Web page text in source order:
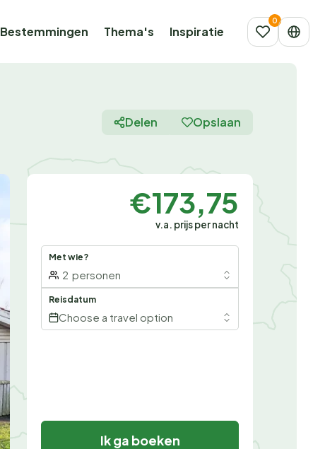
Bestemmingen Thema's Inspiratie
Delen Opslaan
€173,75
v.a. prijs per nacht
Met wie?
2 personen
Reisdatum
Choose a travel option
Ik ga boeken